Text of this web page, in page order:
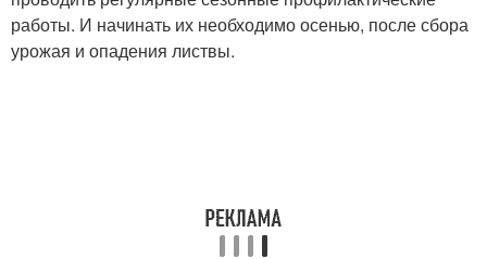
работы. И начинать их необходимо осенью, после сбора
урожая и опадения листвы.